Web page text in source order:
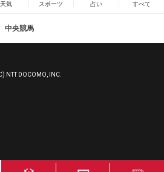
天気 スポーツ 占い すべて
中央競馬
NTT DOCOMO, INC.